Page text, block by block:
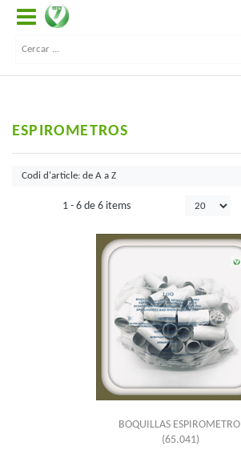
ESPIROMETROS
1 - 6 de 6 items
BOQUILLAS ESPIROMETRO
(65.041)